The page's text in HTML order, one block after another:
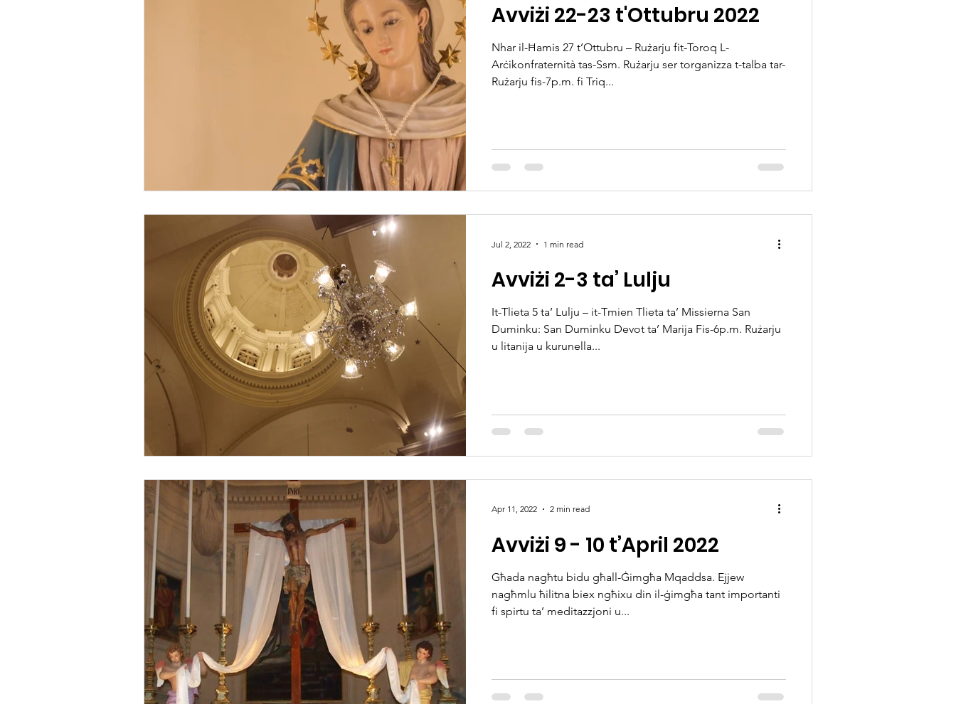
Avviżi 22-23 t'Ottubru 2022
Nhar il-Ħamis 27 t’Ottubru – Rużarju fit-Toroq L-
Arċikonfraternità tas-Ssm. Rużarju ser torganizza t-talba tar-
Rużarju fis-7p.m. fi Triq...
Avviżi 2-3 ta’ Lulju
It-Tlieta 5 ta’ Lulju – it-Tmien Tlieta ta’ Missierna San
Duminku: San Duminku Devot ta’ Marija Fis-6p.m. Rużarju
u litanija u kurunella...
Jul 2, 2022 1 min read
Avviżi 9 - 10 t’April 2022
Għada nagħtu bidu għall-Ġimgħa Mqaddsa. Ejjew
nagħmlu ħilitna biex ngħixu din il-ġimgħa tant importanti
fi spirtu ta’ meditazzjoni u...
Apr 11, 2022 2 min read